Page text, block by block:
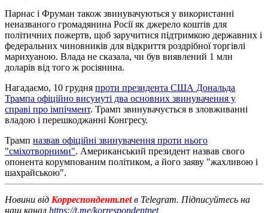
Парнас і Фруман також звинувачуються у використанні
неназваного громадянина Росії як джерело коштів для
політичних пожертв, щоб заручитися підтримкою державних і
федеральних чиновників для відкриття роздрібної торгівлі
марихуаною. Влада не сказала, чи був виявлений 1 млн
доларів від того ж росіянина.
Нагадаємо, 10 грудня проти президента США Дональда
Трампа офіційно висунуті два основних звинувачення у
справі про імпічмент. Трамп звинувачується в зловживанні
владою і перешкоджанні Конгресу.
Трамп назвав офіційні звинувачення проти нього
"сміхотворними". Американський президент назвав свого
опонента корумпованим політиком, а його заяву "жахливою і
шахрайською".
Новини від Корреспондент.netв Telegram. Підписуйтесь на
наш канал https://t.me/korrespondentnet